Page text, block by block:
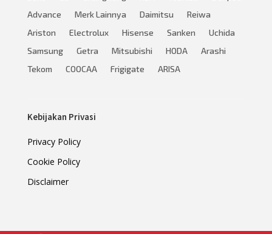
Advance
Merk Lainnya Daimitsu
Reiwa
Ariston
Electrolux Hisense Sanken
Uchida
Samsung
Getra Mitsubishi HODA
Arashi
Tekom
COOCAA Frigigate ARISA
Kebijakan Privasi
Privacy Policy
Cookie Policy
Disclaimer